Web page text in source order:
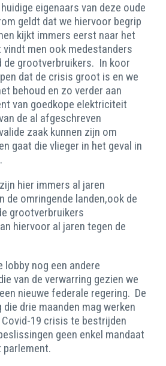
eigenaars van deze oude
geldt dat we hiervoor begrip
kijkt immers eerst naar het
vindt men ook medestanders
de grootverbruikers. In koor
dat de crisis groot is en we
behoud en zo verder aan
van goedkope elektriciteit
de al afgeschreven
zaak kunnen zijn om
gaat die vlieger in het geval in
hier immers al jaren
de omringende landen,ook de
grootverbruikers
hiervoor al jaren tegen de
nog een andere
van de verwarring gezien we
nieuwe federale regering. De
drie maanden mag werken
19 crisis te bestrijden
geen enkel mandaat
parlement.